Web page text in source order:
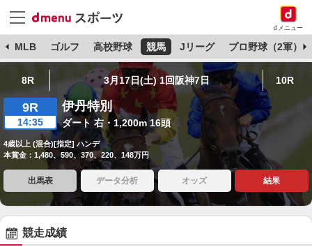
dメニュー
MLB ゴルフ 高校野球 競馬 Jリーグ プロ野球（2軍）
8R 3月17日(土) 1回阪神7日 10R
9R
14:35
伊丹特別
ダート 右・1,200m 16頭
4歳以上 (混合)[指定] ハンデ
本賞金：1,480、590、370、220、148万円
出馬表 データ分析 オッズ 結果
競走成績